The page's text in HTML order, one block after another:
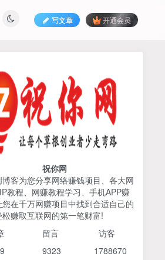
写文章 开通会员
阅读
胡说流量&商业设计，把流量转化
，设计自己的商业模...
AI编程出海实战课：10分钟
速建AI网站+支付登陆对接，
掌握出海全流程
6个月前 425人已阅读
货，以混剪为主，不需要真
祝你网
客为您分享网络赚钱项目、各大网
教程、网赚教程学习、手机APP赚
在千万网赚项目中找到合适自己的
赚取互联网的第一笔财富!
章 留言 访客
9323 1788670